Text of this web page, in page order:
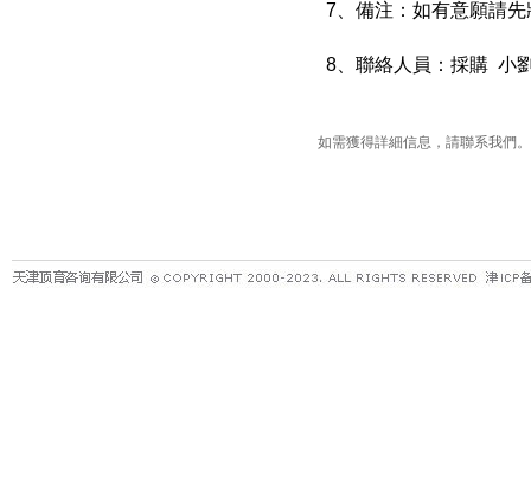
7 、備注：如有意願請
8 、聯絡人員：採購 小
如需獲得詳細信息，請聯系我們。